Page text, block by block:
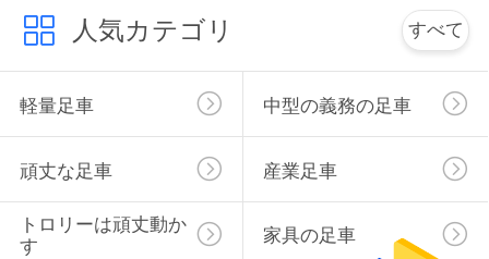
人気カテゴリ すべて
軽量足車 中型の義務の足車
頑丈な足車 産業足車
トロリーは頑丈動か
す
家具の足車